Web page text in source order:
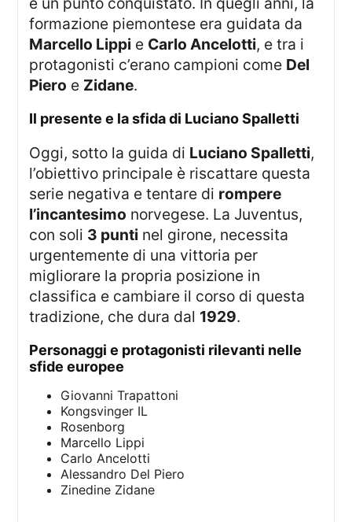
formazione piemontese era guidata da
Marcello Lippi e Carlo Ancelotti, e tra i
protagonisti c’erano campioni come Del
Piero e Zidane.
Il presente e la sfida di Luciano Spalletti
Oggi, sotto la guida di Luciano Spalletti,
l’obiettivo principale è riscattare questa
serie negativa e tentare di rompere
l’incantesimo norvegese. La Juventus,
con soli 3 punti nel girone, necessita
urgentemente di una vittoria per
migliorare la propria posizione in
classifica e cambiare il corso di questa
tradizione, che dura dal 1929.
Personaggi e protagonisti rilevanti nelle
sfide europee
Giovanni Trapattoni
Kongsvinger IL
Rosenborg
Marcello Lippi
Carlo Ancelotti
Alessandro Del Piero
Zinedine Zidane